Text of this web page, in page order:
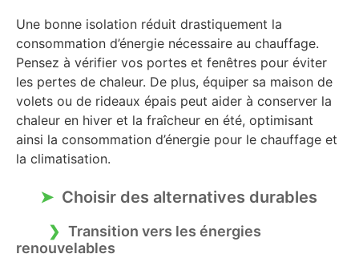
Une bonne isolation réduit drastiquement la
consommation d’énergie nécessaire au chauffage.
Pensez à vérifier vos portes et fenêtres pour éviter
les pertes de chaleur. De plus, équiper sa maison de
volets ou de rideaux épais peut aider à conserver la
chaleur en hiver et la fraîcheur en été, optimisant
ainsi la consommation d’énergie pour le chauffage et
la climatisation.
Choisir des alternatives durables
Transition vers les énergies
renouvelables